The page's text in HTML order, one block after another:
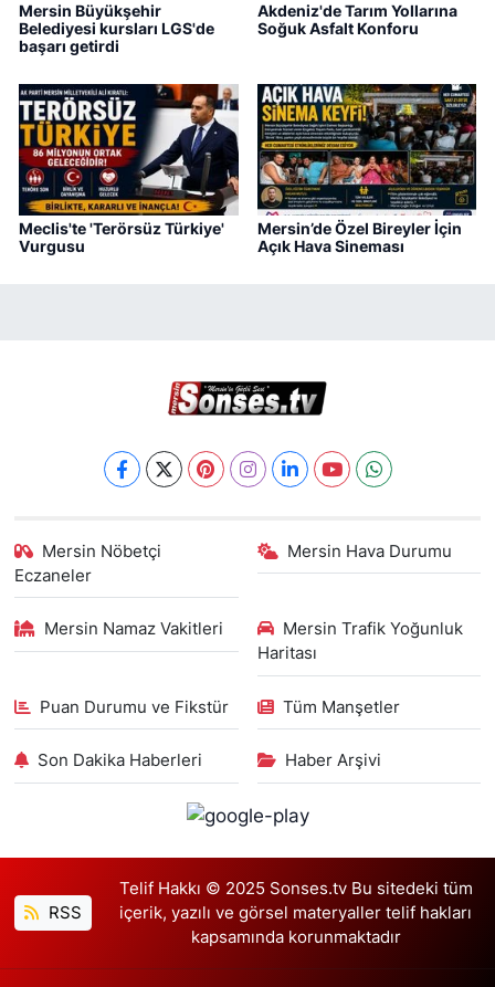
Mersin Büyükşehir
Belediyesi kursları LGS'de
başarı getirdi
Akdeniz'de Tarım Yollarına
Soğuk Asfalt Konforu
Meclis'te 'Terörsüz Türkiye'
Vurgusu
Mersin’de Özel Bireyler İçin
Açık Hava Sineması
Mersin Nöbetçi
Eczaneler
Mersin Hava Durumu
Mersin Namaz Vakitleri
Mersin Trafik Yoğunluk
Haritası
Puan Durumu ve Fikstür Tüm Manşetler
Son Dakika Haberleri Haber Arşivi
RSS
Telif Hakkı © 2025 Sonses.tv Bu sitedeki tüm
içerik, yazılı ve görsel materyaller telif hakları
kapsamında korunmaktadır